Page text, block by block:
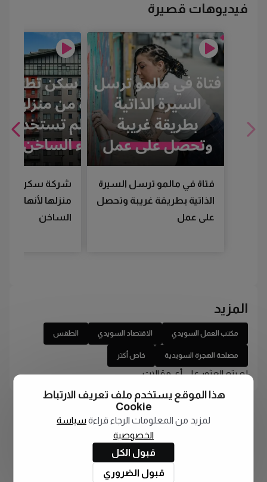
فيديوهات قصيرة
فتاة في مالمو ترسل السيرة
الذاتية بطريقة غريبة وتحصل
على عمل
شركة سكن
منزلها لأنها لم
الساخن
المزيد
مكتب العمل السويدي الاقتصاد السويدي الطقس
مصلحة الهجرة السويدية خاص أكتر
لم يتم العثور على أي مقالات
هذا الموقع يستخدم ملف تعريف الارتباط
Cookie
لمزيد من المعلومات الرجاء قراءة سياسة
الخصوصية
قبول الكل
قبول الضروري